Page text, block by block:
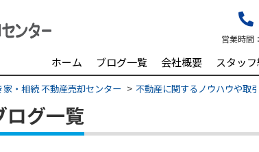
営業時間：
ホーム ブログ一覧 会社概要 スタッ
・相続 不動産売却センター 不動産に関するノウハウや取
ログ一覧